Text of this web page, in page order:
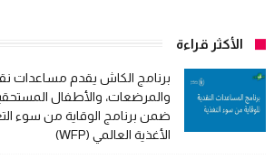
الأكثر قراءة
برنامج الكاش يقدم مساعدات
والمرضعات، والأطفال
ضمن برنامج الوقاية من سوء
الأغذية العالمي (WFP)